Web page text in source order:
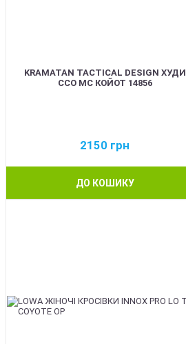
KRAMATAN TACTICAL DESIGN ХУДИ
ССО МС КОЙОТ 14856
2150 грн
ДО КОШИКУ